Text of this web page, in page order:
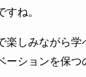
ね。
楽しみながら学
ーションを保つ